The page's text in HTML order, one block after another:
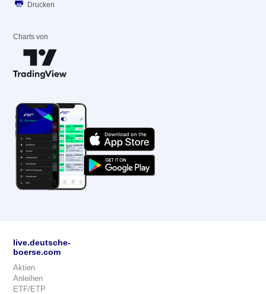
Drucken
Charts von
live.deutsche-
boerse.com
Aktien
Anleihen
ETF/ETP